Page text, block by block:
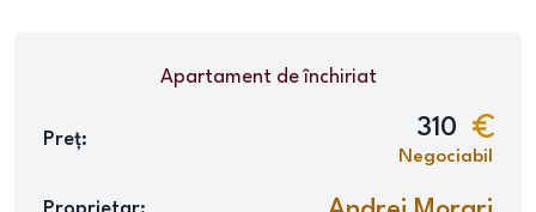
Apartamentde închiriat
Preț: 310
Negociabil